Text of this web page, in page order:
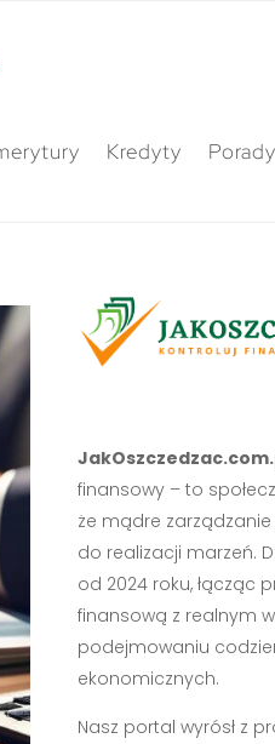
Kredyty Porady
finansowy – to
że mądre
do realizacji marzeń.
od 2024 roku, łącząc
finansową z realnym
podejmowaniu
ekonomicznych.
Nasz portal wyrósł z